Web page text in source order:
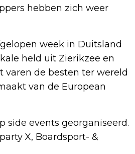
hebben zich weer
week in Duitsland
held uit Zierikzee en
varen de besten ter wereld
van de European
side events georganiseerd.
X, Boardsport- &